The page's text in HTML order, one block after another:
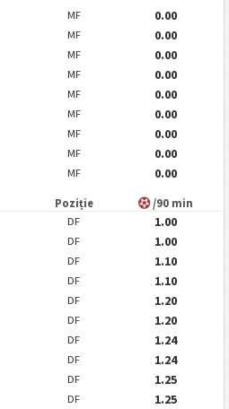
MF
0.00
MF
0.00
MF
0.00
MF
0.00
MF
0.00
MF
0.00
MF
0.00
MF
0.00
MF 0.00
Poziție /90 min
DF
1.00
DF
1.00
DF
1.10
DF
1.10
DF
1.20
DF
1.20
DF
1.24
DF
1.24
DF
1.25
DF
1.25